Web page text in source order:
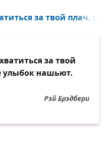
за твой плач,
за твой
улыбок нашьют.
Рэй Брэдбери